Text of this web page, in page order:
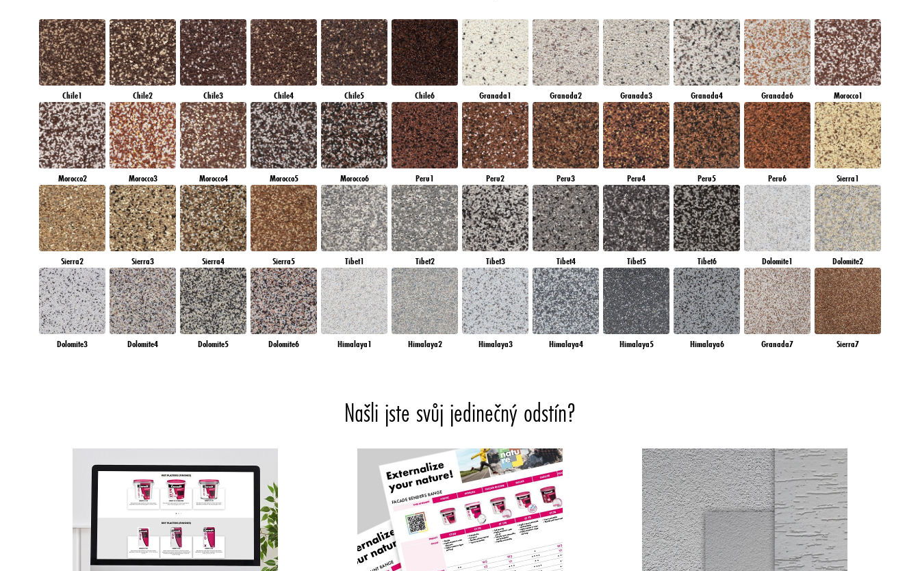
Chile1 Chile2 Chile3 Chile4 Chile5 Chile6 Granada1 Granada2 Granada3 Granada4 Granada6 Morocco1
Morocco2 Morocco3 Morocco4 Morocco5 Morocco6 Peru1 Peru2 Peru3 Peru4 Peru5 Peru6 Sierra1
Sierra2 Sierra3 Sierra4 Sierra5 Tibet1 Tibet2 Tibet3 Tibet4 Tibet5 Tibet6 Dolomite1 Dolomite2
Dolomite3 Dolomite4 Dolomite5 Dolomite6 Himalaya1 Himalaya2 Himalaya3 Himalaya4 Himalaya5 Himalaya6 Granada7 Sierra7
Našli jste svůj jedinečný odstín?